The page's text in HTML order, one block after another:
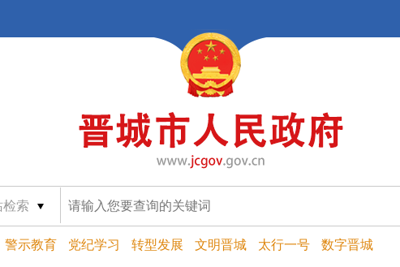
检索
警示教育 党纪学习 转型发展 文明晋城 太行一号 数字晋城